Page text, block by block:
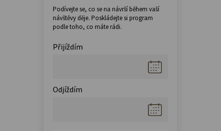
Podívejte se, co se na návrší během vaší
návštěvy děje. Poskládejte si program
podle toho, co máte rádi.
Přijíždím
Odjíždím